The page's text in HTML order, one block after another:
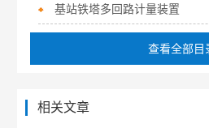
基站铁塔多回路计量装置
查看全部目
相关文章